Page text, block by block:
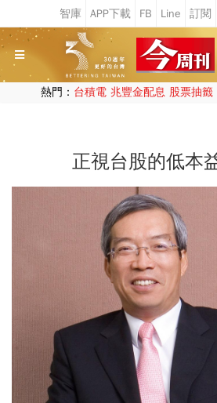
熱門： 台積電 兆豐金配息 股票抽籤
正視台股的低本